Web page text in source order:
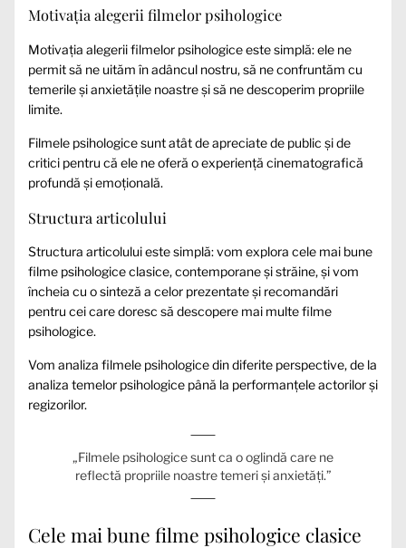
Motivația alegerii filmelor psihologice
Motivația alegerii filmelor psihologice este simplă: ele ne
permit să ne uităm în adâncul nostru, să ne confruntăm cu
temerile și anxietățile noastre și să ne descoperim propriile
limite.
Filmele psihologice sunt atât de apreciate de public și de
critici pentru că ele ne oferă o experiență cinematografică
profundă și emoțională.
Structura articolului
Structura articolului este simplă: vom explora cele mai bune
filme psihologice clasice, contemporane și străine, și vom
încheia cu o sinteză a celor prezentate și recomandări
pentru cei care doresc să descopere mai multe filme
psihologice.
Vom analiza filmele psihologice din diferite perspective, de la
analiza temelor psihologice până la performanțele actorilor și
regizorilor.
„Filmele psihologice sunt ca o oglindă care ne
reflectă propriile noastre temeri și anxietăți.”
Cele mai bune filme psihologice clasice